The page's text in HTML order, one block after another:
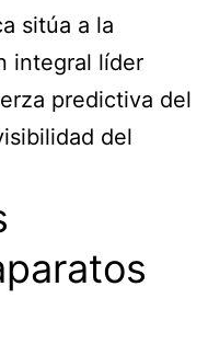
sitúa a la
integral líder
predictiva del
del